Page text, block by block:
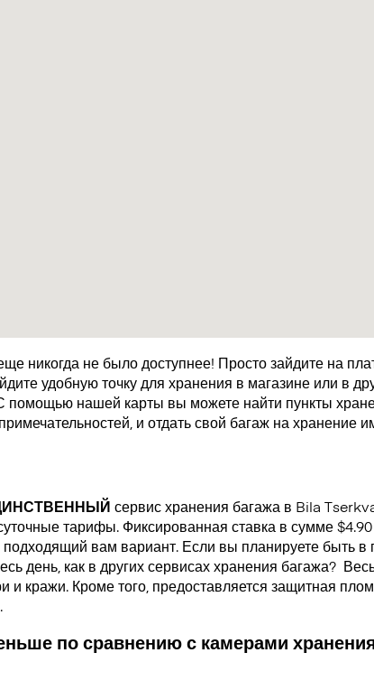
никогда не было доступнее! Просто зайдите на
удобную точку для хранения в магазине или в
помощью нашей карты вы можете найти пункты
и отдать свой багаж на хранение
сервис хранения багажа в Bila
тарифы. Фиксированная ставка в сумме
вам вариант. Если вы планируете быть в
день, как в других сервисах хранения багажа?
и кражи. Кроме того, предоставляется защитная
по сравнению с камерами